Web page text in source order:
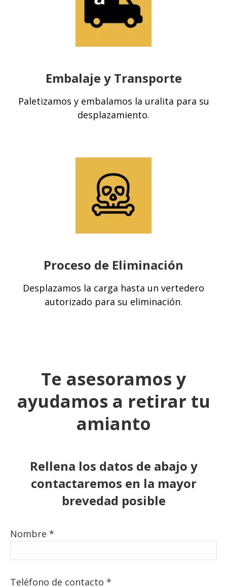
Embalaje y Transporte
Paletizamos y embalamos la uralita para su
desplazamiento.
Proceso de Eliminación
Desplazamos la carga hasta un vertedero
autorizado para su eliminación.
Te asesoramos y
ayudamos a retirar tu
amianto
Rellena los datos de abajo y
contactaremos en la mayor
brevedad posible
Nombre *
Teléfono de contacto *